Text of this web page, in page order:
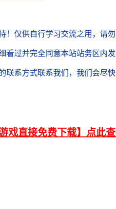
！ 仅供自行学习交流之用，请勿
看过并完全同意本站站务区内
系方式联系我们，我们会尽快
戏直接免费下载】点此查